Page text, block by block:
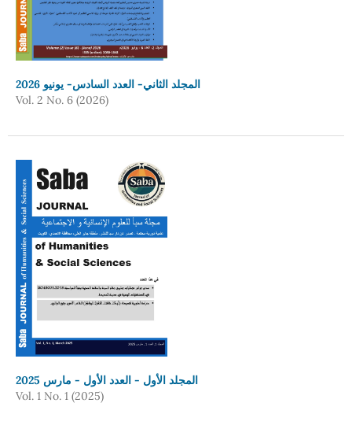
المجلد الثاني- العدد السادس- يونيو 2026
Vol. 2 No. 6 (2026)
المجلد الأول - العدد الأول - مارس 2025
Vol. 1 No. 1 (2025)